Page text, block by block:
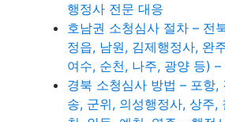
행정사 전문 대응
호남권 소청심사 절차 – 전
정읍, 남원, 김제행정사, 완
여수, 순천, 나주, 광양 등)
경북 소청심사 방법 – 포항,
송, 군위, 의성행정사, 상주,